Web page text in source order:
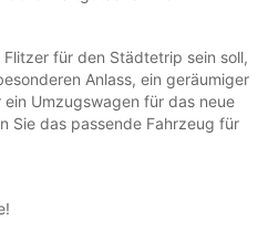
für den Städtetrip sein soll,
Anlass, ein geräumiger
Umzugswagen für das neue
Sie das passende Fahrzeug für